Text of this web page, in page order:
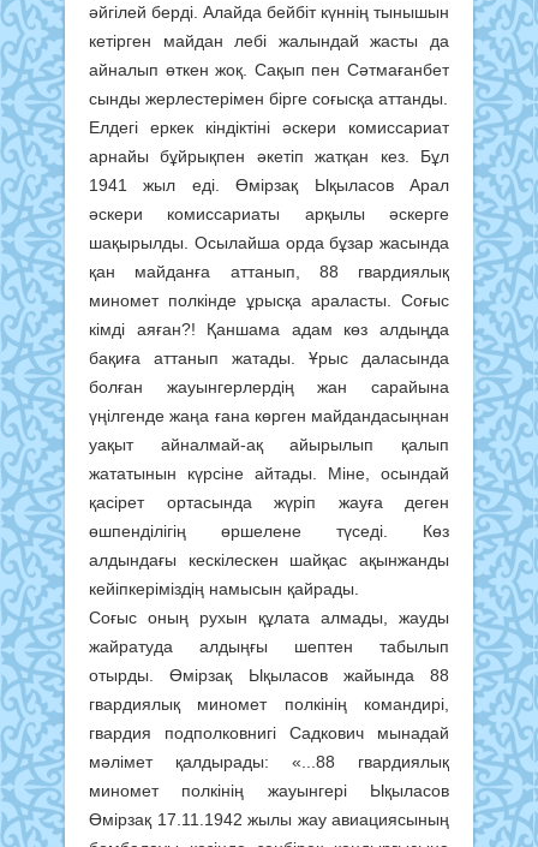
әйгілей берді. Алайда бейбіт күннің тынышын
кетірген майдан лебі жалындай жасты да
айналып өткен жоқ. Сақып пен Сәтмағанбет
сынды жерлестерімен бірге соғысқа аттанды.
Елдегі еркек кіндіктіні әскери комиссариат
арнайы бұйрықпен әкетіп жатқан кез. Бұл
1941 жыл еді. Өмірзақ Ықыласов Арал
әскери комиссариаты арқылы әскерге
шақырылды. Осылайша орда бұзар жасында
қан майданға аттанып, 88 гвардиялық
миномет полкінде ұрысқа араласты. Соғыс
кімді аяған?! Қаншама адам көз алдыңда
бақиға аттанып жатады. Ұрыс даласында
болған жауынгерлердің жан сарайына
үңілгенде жаңа ғана көрген майдандасыңнан
уақыт айналмай-ақ айырылып қалып
жататынын күрсіне айтады. Міне, осындай
қасірет ортасында жүріп жауға деген
өшпенділігің өршелене түседі. Көз
алдындағы кескілескен шайқас ақынжанды
кейіпкеріміздің намысын қайрады.
Соғыс оның рухын құлата алмады, жауды
жайратуда алдыңғы шептен табылып
отырды. Өмірзақ Ықыласов жайында 88
гвардиялық миномет полкінің командирі,
гвардия подполковнигі Садкович мынадай
мәлімет қалдырады: «...88 гвардиялық
миномет полкінің жауынгері Ықыласов
Өмірзақ 17.11.1942 жылы жау авиациясының